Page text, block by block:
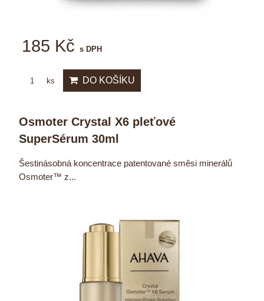
185 Kč s DPH
ks DO KOŠÍKU
Osmoter Crystal X6 pleťové
SuperSérum 30ml
Šestinásobná koncentrace patentované směsi minerálů
Osmoter™ z...